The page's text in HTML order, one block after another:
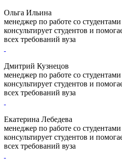
Ольга Ильина
менеджер по работе со студентами
консультирует студентов и
всех требований вуза
Дмитрий Кузнецов
менеджер по работе со студентами
консультирует студентов и
всех требований вуза
Екатерина Лебедева
менеджер по работе со студентами
консультирует студентов и
всех требований вуза